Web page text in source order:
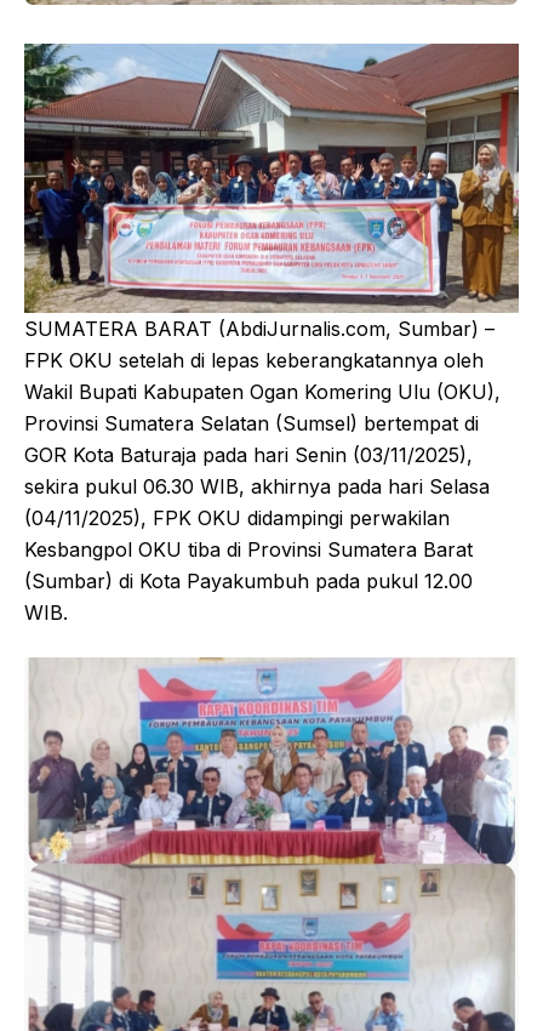
SUMATERA BARAT (AbdiJurnalis.com, Sumbar) –
FPK OKU setelah di lepas keberangkatannya oleh
Wakil Bupati Kabupaten Ogan Komering Ulu (OKU),
Provinsi Sumatera Selatan (Sumsel) bertempat di
GOR Kota Baturaja pada hari Senin (03/11/2025),
sekira pukul 06.30 WIB, akhirnya pada hari Selasa
(04/11/2025), FPK OKU didampingi perwakilan
Kesbangpol OKU tiba di Provinsi Sumatera Barat
(Sumbar) di Kota Payakumbuh pada pukul 12.00
WIB.